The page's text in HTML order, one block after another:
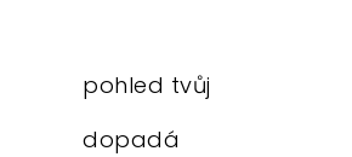
pohled tvůj
dopadá